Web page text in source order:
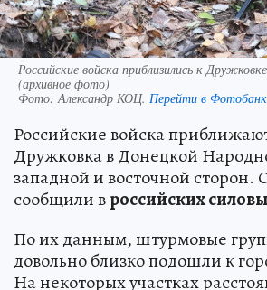
Российские войска приблизились к
(архивное фото)
Фото:Александр КОЦ. Перейти в
Российские войска
Дружковка в Донецкой
западной и восточной сторон.
сообщили вроссийских
По их данным, штурмовые
довольно близко подошли к
На некоторых участках